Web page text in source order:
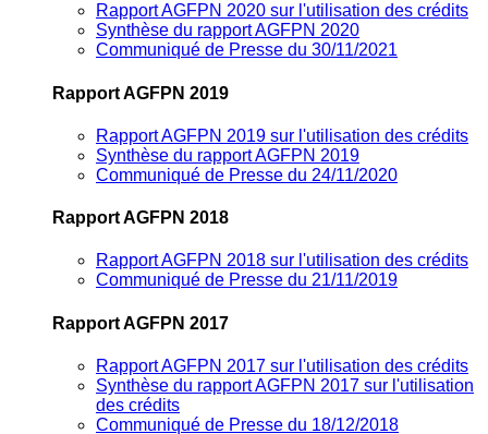
Rapport AGFPN 2020 sur l'utilisation des crédits
Synthèse du rapport AGFPN 2020
Communiqué de Presse du 30/11/2021
Rapport AGFPN 2019
Rapport AGFPN 2019 sur l'utilisation des crédits
Synthèse du rapport AGFPN 2019
Communiqué de Presse du 24/11/2020
Rapport AGFPN 2018
Rapport AGFPN 2018 sur l'utilisation des crédits
Communiqué de Presse du 21/11/2019
Rapport AGFPN 2017
Rapport AGFPN 2017 sur l'utilisation des crédits
Synthèse du rapport AGFPN 2017 sur l'utilisation
des crédits
Communiqué de Presse du 18/12/2018